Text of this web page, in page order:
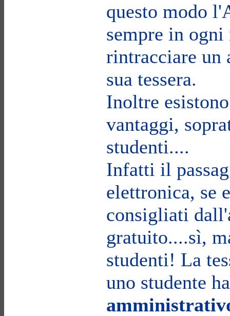
questo modo
sempre in
rintracciare un
sua tessera.
Inoltre
vantaggi,
studenti....
Infatti il
elettronica, se
consigliati
gratuito....sì,
studenti! La
uno studente